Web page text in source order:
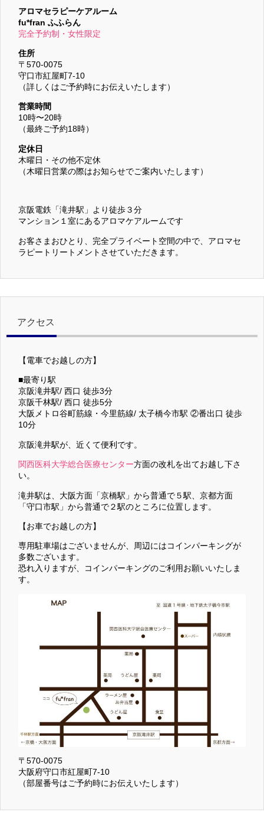
アロマセラピーケアルーム
fu*fran ふふらん
完全予約制・女性限定
住所
〒570-0075
守口市紅屋町7-10
（詳しくはご予約時にお伝えいたします）
営業時間
10時〜20時
（最終ご予約18時）
定休日
木曜日・その他不定休
（木曜日営業の際はお知らせでご案内いたします）
京阪電鉄「滝井駅」より徒歩３分
マンション１室にあるアロマケアルームです
お客さまおひとり、完全プライベート空間の中で、アロマセ
ラピートリートメントさせていただきます。
アクセス
【電車でお越しの方】
■最寄り駅
京阪滝井駅/ 西口 徒歩3分
京阪千林駅/ 西口 徒歩5分
大阪メトロ谷町筋線・今里筋線/ 太子橋今市駅 ②番出口 徒歩
10分
京阪滝井駅が、近くて便利です。
関西医科大学総合医療センター方面の改札を出てお越し下さ
い。
滝井駅は、大阪方面「京橋駅」から普通で５駅、京都方面
「守口市駅」から普通で２駅のところに位置します。
【お車でお越しの方】
専用駐車場はございませんが、周辺にはコインパーキングが
多数ございます。
恐れ入りますが、コインパーキングのご利用お願いいたしま
す。
〒570-0075
大阪府守口市紅屋町7-10
（部屋番号はご予約時にお伝えいたします）